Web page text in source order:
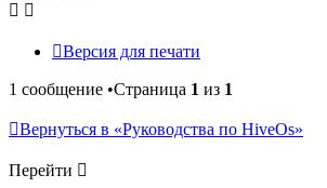
Версия для печати
1 сообщение •Страница 1 из 1
Вернуться в «Руководства по HiveOs»
Перейти